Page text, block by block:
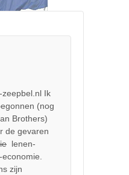
Ik
(nog
Brothers)
de gevaren
lenen-
zijn